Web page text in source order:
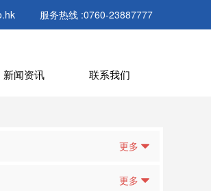
服务热线 :0760-23887777
新闻资讯 联系我们
更多
更多